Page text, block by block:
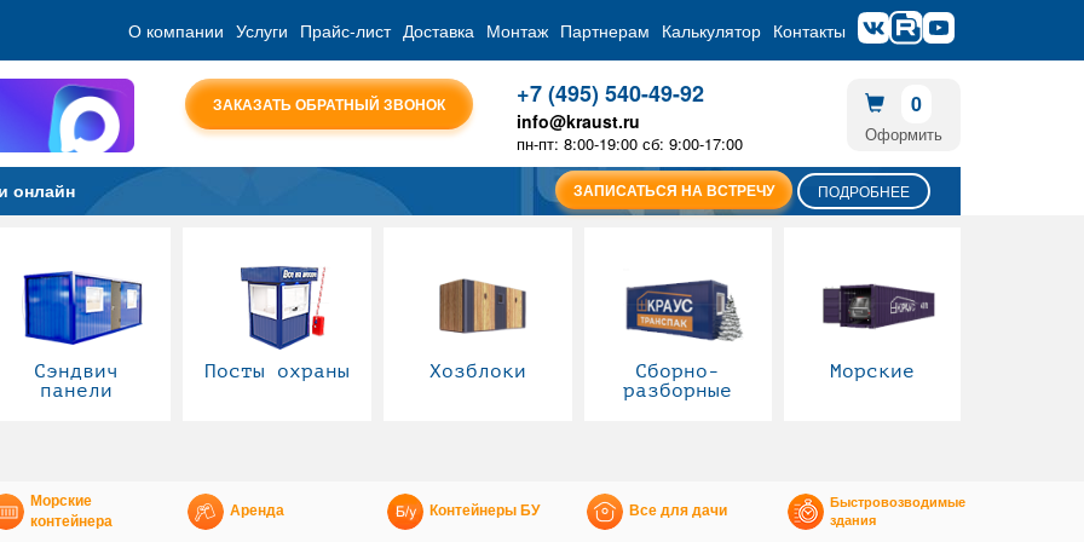
О компании Услуги Прайс-лист Доставка Монтаж Партнерам Калькулятор Контакты
ЗАКАЗАТЬ ОБРАТНЫЙ ЗВОНОК +7 (495) 540-49-92
info@kraust.ru
пн-пт: 8:00-19:00 сб: 9:00-17:00
0
Оформить
онлайн ЗАПИСАТЬСЯ НА ВСТРЕЧУ ПОДРОБНЕЕ
Сэндвич
панели
Посты охраны Хозблоки
Сборно-
разборные
Морские
Морские
контейнера
Аренда Контейнеры БУ Все для дачи
Быстровозводимые
здания